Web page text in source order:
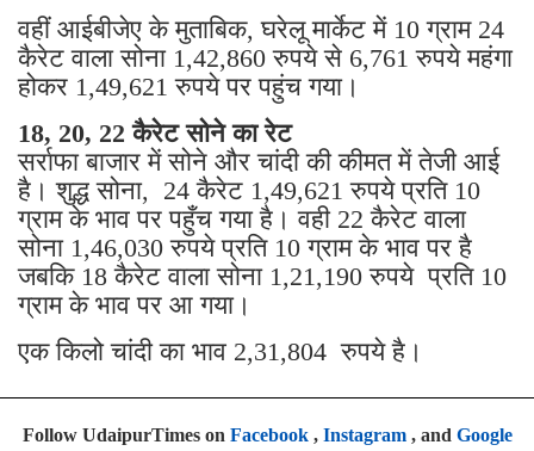
वहीं आईबीजेए के मुताबिक, घरेलू मार्केट में 10 ग्राम 24
कैरेट वाला सोना 1,42,860 रुपये से 6,761 रुपये महंगा
होकर 1,49,621 रुपये पर पहुंच गया।
18, 20, 22 कैरेट सोने का रेट
सर्राफा बाजार में सोने और चांदी की कीमत में तेजी आई
है। शुद्ध सोना, 24 कैरेट 1,49,621 रुपये प्रति 10
ग्राम के भाव पर पहुँच गया है। वही 22 कैरेट वाला
सोना 1,46,030 रुपये प्रति 10 ग्राम के भाव पर है
जबकि 18 कैरेट वाला सोना 1,21,190 रुपये प्रति 10
ग्राम के भाव पर आ गया।
एक किलो चांदी का भाव 2,31,804 रुपये है।
Follow UdaipurTimes on Facebook, Instagram, and Google